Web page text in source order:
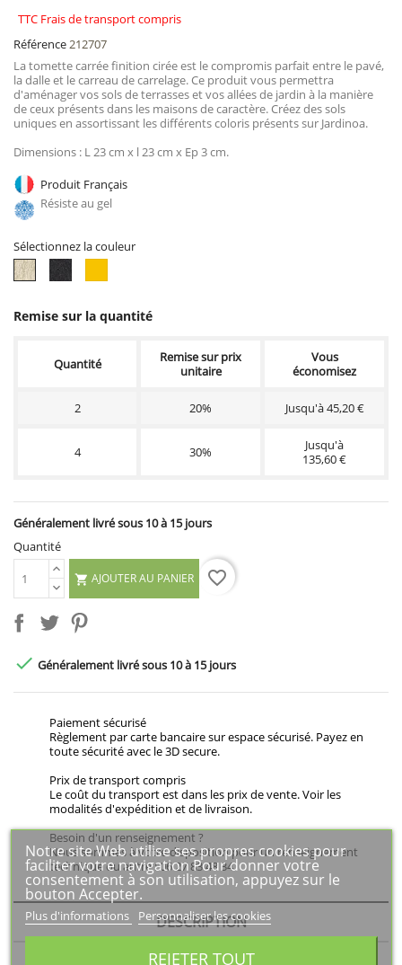
TTC Frais de transport compris
Référence212707
La tomette carrée finition cirée est le compromis parfait entre le pavé,
la dalle et le carreau de carrelage. Ce produit vous permettra
d'aménager vos sols de terrasses et vos allées de jardin à la manière
de ceux présents dans les maisons de caractère. Créez des sols
uniques en assortissant les différents coloris présents sur Jardinoa.
Dimensions : L 23 cm x l 23 cm x Ep 3 cm.
Produit Français
Résiste au gel
Sélectionnez la couleur
Ton
pierre ciré
terre
Remise sur la quantité
Quantité
Remise sur prix
unitaire
Vous
économisez
2 20% Jusqu'à 45,20 €
4 30%
Jusqu'à
135,60 €
Généralement livré sous 10 à 15 jours
Quantité
 AJOUTER AU PANIER favorite_border
 Généralement livré sous 10 à 15 jours
Paiement sécurisé
Règlement par carte bancaire sur espace sécurisé. Payez en
toute sécurité avec le 3D secure.
Prix de transport compris
Le coût du transport est dans les prix de vente. Voir les
modalités d'expédition et de livraison.
Besoin d'un renseignement ?
Nous sommes à votre disposition pour un renseignement
technique ou autre : 06 27 83 48 34
DESCRIPTION
Notre site Web utilise ses propres cookies pour
faciliter votre navigation Pour donner votre
consentement à son utilisation, appuyez sur le
bouton Accepter.
Plus d'informations Personnaliser les cookies
REJETER TOUT